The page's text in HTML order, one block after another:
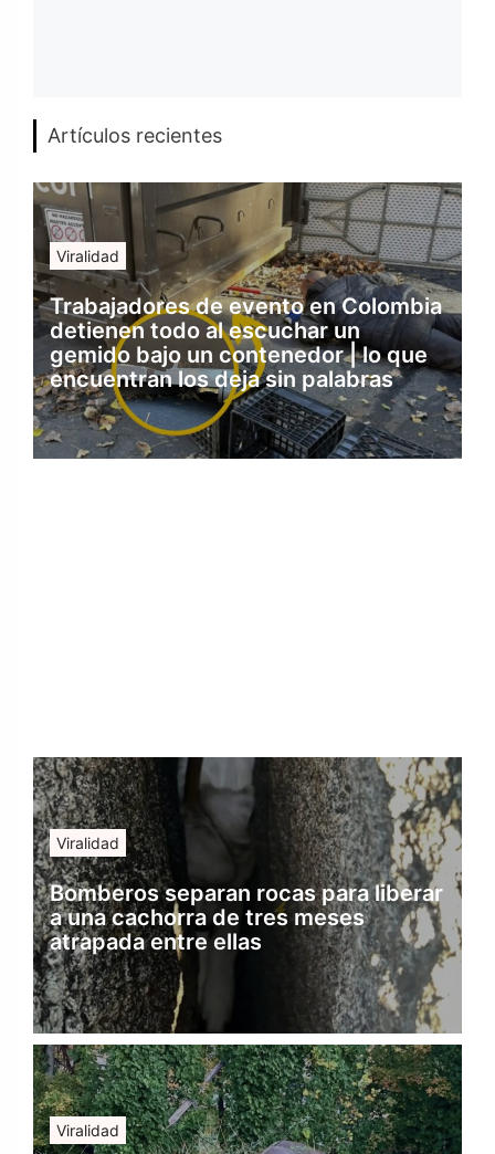
Artículos recientes
Viralidad
Trabajadores de evento en Colombia
detienen todo al escuchar un
gemido bajo un contenedor | lo que
encuentran los deja sin palabras
Viralidad
Bomberos separan rocas para liberar
a una cachorra de tres meses
atrapada entre ellas
Viralidad